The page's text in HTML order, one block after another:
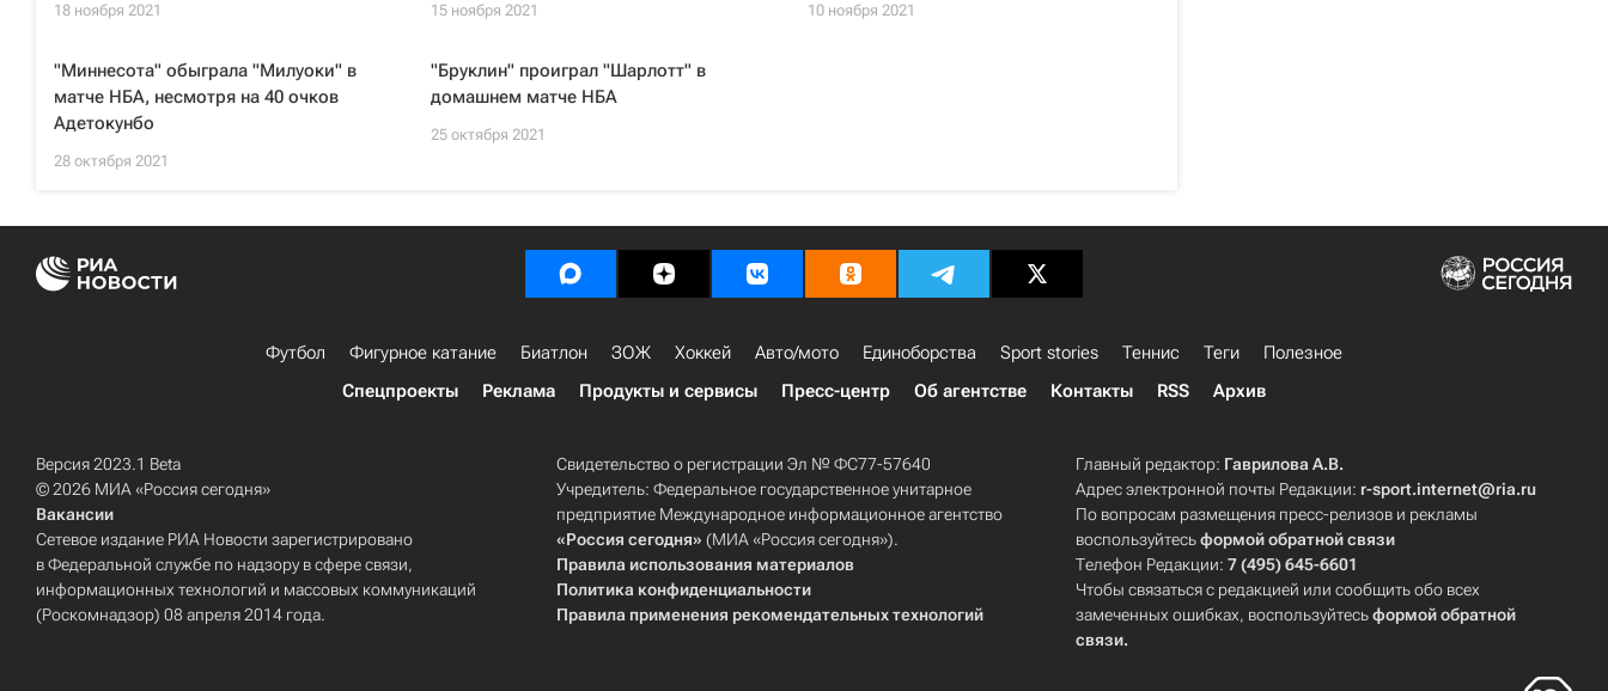
18 ноября 2021 15 ноября 2021 10 ноября 2021
"Миннесота" обыграла "Милуоки" в
матче НБА, несмотря на 40 очков
Адетокунбо
28 октября 2021
"Бруклин" проиграл "Шарлотт" в
домашнем матче НБА
25 октября 2021
Футбол Фигурное катание Биатлон ЗОЖ Хоккей Авто/мото Единоборства Sport stories Теннис Теги
Полезное
Спецпроекты
Реклама Продукты и сервисы Пресс-центр Об агентстве Контакты RSS Архив
Версия 2023.1 Beta
© 2026 МИА «Россия сегодня»
Вакансии
Сетевое издание РИА Новости зарегистрировано
в Федеральной службе по надзору в сфере связи,
информационных технологий и массовых коммуникаций
(Роскомнадзор) 08 апреля 2014 года.
Свидетельство о регистрации Эл № ФС77-57640
Учредитель: Федеральное государственное унитарное
предприятие Международное информационное агентство
«Россия сегодня» (МИА «Россия сегодня»).
Правила использования материалов
Политика конфиденциальности
Правила применения рекомендательных технологий
Главный редактор: Гаврилова А.В.
Адрес электронной почты Редакции: r-sport.internet@ria.ru
По вопросам размещения пресс-релизов и рекламы
воспользуйтесьформой обратной связи
Телефон Редакции:7 (495) 645-6601
Чтобы связаться с редакцией или сообщить обо всех
замеченных ошибках, воспользуйтесьформой обратной
связи.